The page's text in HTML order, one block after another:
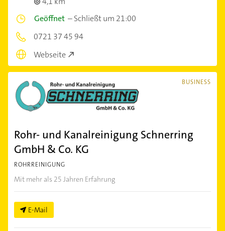
Geöffnet –Schließt um 21:00
0721 37 45 94
Webseite
BUSINESS
Rohr- und Kanalreinigung Schnerring
GmbH & Co. KG
ROHRREINIGUNG
Mit mehr als 25 Jahren Erfahrung
E-Mail